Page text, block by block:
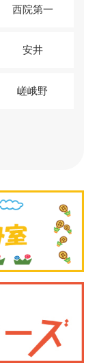
西院第一
安井
嵯峨野